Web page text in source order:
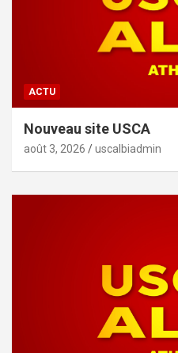
ACTU
Nouveau site USCA
août 3, 2026 uscalbiadmin